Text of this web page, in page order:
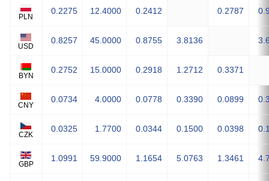
PLN
0.2275 12.4000 0.2412 0.2787
USD
0.8257 45.0000 0.8755 3.8136
BYN
0.2752 15.0000 0.2918 1.2712 0.3371
CNY
0.0734 4.0000 0.0778 0.3390 0.0899
CZK
0.0325 1.7700 0.0344 0.1500 0.0398
GBP
1.0991 59.9000 1.1654 5.0763 1.3461